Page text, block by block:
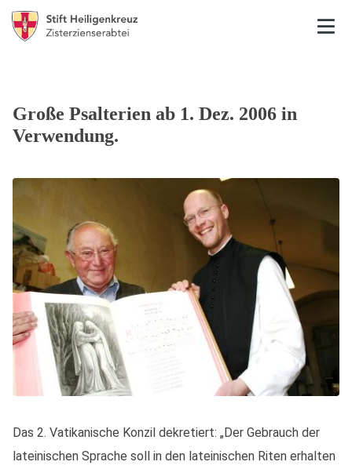
Große Psalterien ab 1. Dez. 2006 in
Verwendung.
Das 2. Vatikanische Konzil dekretiert: „Der Gebrauch der
lateinischen Sprache soll in den lateinischen Riten erhalten